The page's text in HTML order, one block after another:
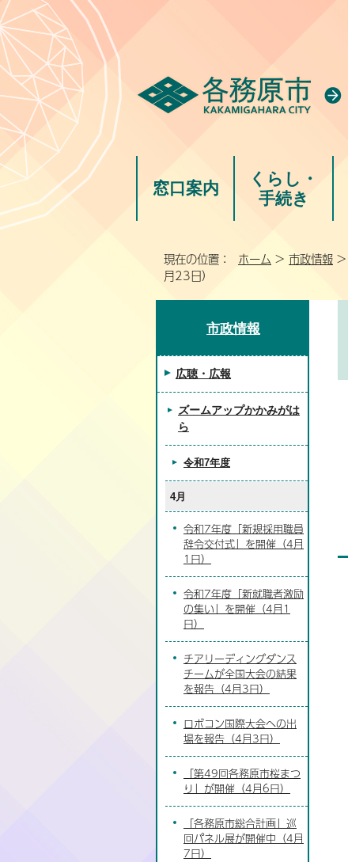
窓口案内
くらし・
手続き
現在の位置： ホーム > 市政情報 >
月23日）
市政情報
広聴・広報
ズームアップかかみがは
ら
令和7年度
4月
令和7年度「新規採用職員
辞令交付式」を開催（4月
1日）
令和7年度「新就職者激励
の集い」を開催（4月1
日）
チアリーディングダンス
チームが全国大会の結果
を報告（4月3日）
ロボコン国際大会への出
場を報告（4月3日）
「第49回各務原市桜まつ
り」が開催（4月6日）
「各務原市総合計画」巡
回パネル展が開催中（4月
7日）